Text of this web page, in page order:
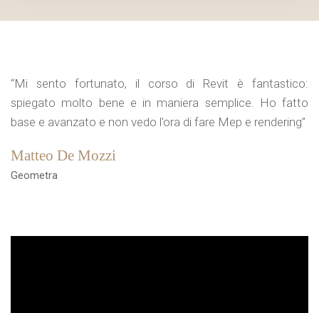
“Mi sento fortunato, il corso di Revit è fantastico:
spiegato molto bene e in maniera semplice. Ho fatto
base e avanzato e non vedo l'ora di fare Mep e rendering”
Matteo De Mozzi
Geometra